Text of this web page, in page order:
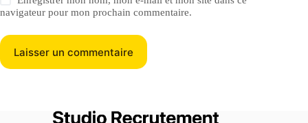
navigateur pour mon prochain commentaire.
Laisser un commentaire